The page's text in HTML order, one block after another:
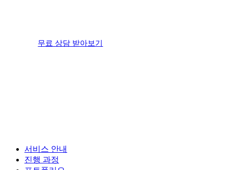
무료 상담 받아보기
Close
Menu
서비스 안내
진행 과정